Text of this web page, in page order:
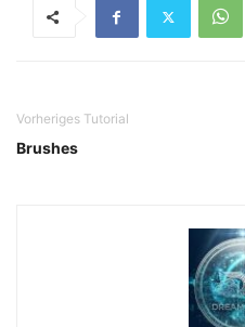
Vorheriges Tutorial
Brushes